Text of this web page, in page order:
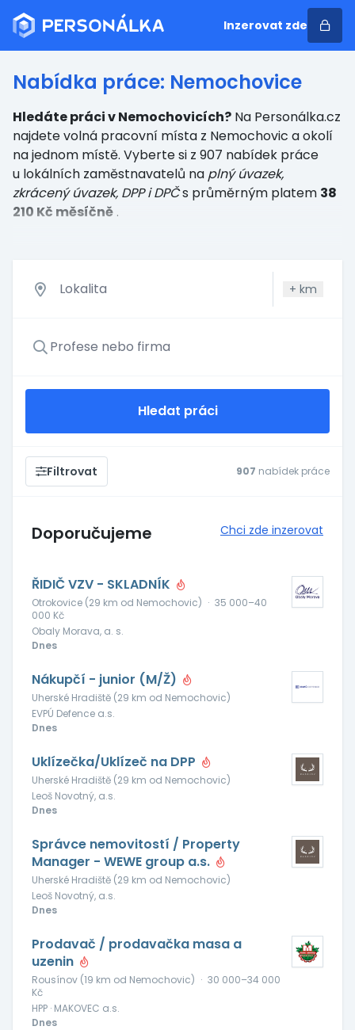
Inzerovat zde
Nabídka práce: Nemochovice
Hledáte práci v Nemochovicích? Na Personálka.cz
najdete volná pracovní místa z Nemochovic a okolí
na jednom místě. Vyberte si z 907 nabídek práce
u lokálních zaměstnavatelů na plný úvazek,
zkrácený úvazek, DPP i DPČs průměrným platem 38
210 Kč měsíčně .
+ km
Hledat práci
Filtrovat 907 nabídek práce
Doporučujeme Chci zde inzerovat
ŘIDIČ VZV - SKLADNÍK
Otrokovice (29 km od Nemochovic) · 35 000–40
000 Kč
Obaly Morava, a. s.
Dnes
Nákupčí - junior (M/Ž)
Uherské Hradiště (29 km od Nemochovic)
EVPÚ Defence a.s.
Dnes
Uklízečka/Uklízeč na DPP
Uherské Hradiště (29 km od Nemochovic)
Leoš Novotný, a.s.
Dnes
Správce nemovitostí / Property
Manager - WEWE group a.s.
Uherské Hradiště (29 km od Nemochovic)
Leoš Novotný, a.s.
Dnes
Prodavač / prodavačka masa a
uzenin
Rousínov (19 km od Nemochovic) · 30 000–34 000
Kč
HPP · MAKOVEC a.s.
Dnes